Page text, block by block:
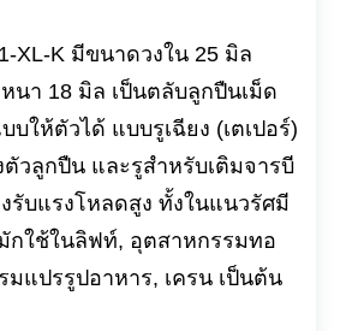
XL-K มีขนาดวงใน 25 มิล
นา 18 มิล เป็นตลับลูกปืนเม็ด
บให้ตัวได้ แบบรูเฉียง (เตเปอร์)
ตัวลูกปืน และรูสำหรับเติมจารบี
รับแรงโหลดสูง ทั้งในแนวรัศมี
กใช้ในลิฟท์, อุตสาหกรรมทอ
มแปรรูปอาหาร, เครน เป็นต้น